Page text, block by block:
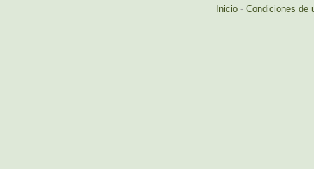
Inicio - Condiciones de